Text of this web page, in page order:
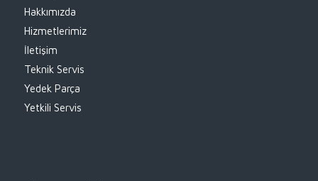
Hakkımızda
Hizmetlerimiz
İletişim
Teknik Servis
Yedek Parça
Yetkili Servis